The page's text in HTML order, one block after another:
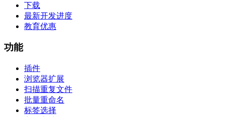
下载
最新开发进度
教育优惠
功能
插件
浏览器扩展
扫描重复文件
批量重命名
标签选择